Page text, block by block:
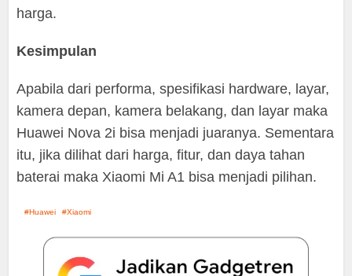
harga.
Kesimpulan
Apabila dari performa, spesifikasi hardware, layar,
kamera depan, kamera belakang, dan layar maka
Huawei Nova 2i bisa menjadi juaranya. Sementara
itu, jika dilihat dari harga, fitur, dan daya tahan
baterai maka Xiaomi Mi A1 bisa menjadi pilihan.
Huawei Xiaomi